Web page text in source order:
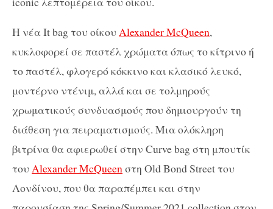
Η νέα It bag του οίκου Alexander McQueen,
κυκλοφορεί σε παστέλ χρώματα όπως το κίτρινο ή
το παστέλ, φλογερό κόκκινο και κλασικό λευκό,
μοντέρνο ντένιμ, αλλά και σε τολμηρούς
χρωματικούς συνδυασμούς που δημιουργούν τη
διάθεση για πειραματισμούς. Μια ολόκληρη
βιτρίνα θα αφιερωθεί στην Curve bag στη μπουτίκ
του Alexander McQueenστη Old Bond Street του
Λονδίνου, που θα παραπέμπει και στην